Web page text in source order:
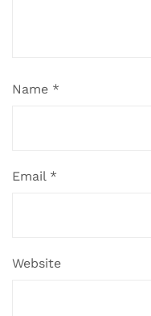
Name *
Email *
Website